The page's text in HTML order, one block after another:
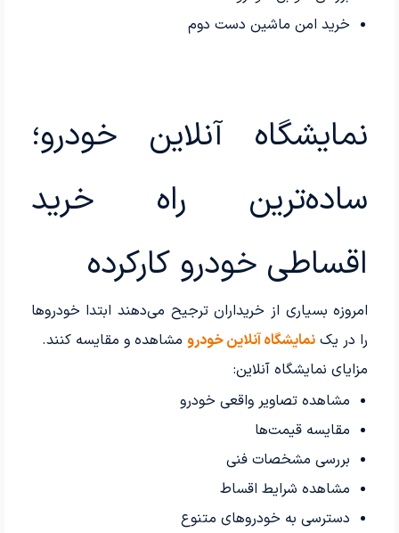
خرید امن ماشین دست دوم
نمایشگاه آنلاین خودرو؛
ساده‌ترین راه خرید
اقساطی خودرو کارکرده
امروزه بسیاری از خریداران ترجیح می‌دهند ابتدا خودروها
را در یک نمایشگاه آنلاین خودرومشاهده و مقایسه کنند.
مزایای نمایشگاه آنلاین:
مشاهده تصاویر واقعی خودرو
مقایسه قیمت‌ها
بررسی مشخصات فنی
مشاهده شرایط اقساط
دسترسی به خودروهای متنوع